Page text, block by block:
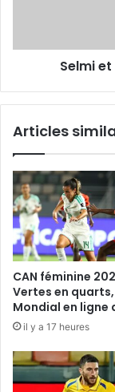
Selmi
Articles
CAN féminine
Vertes en
Mondial en ligne
il y a 17 heures